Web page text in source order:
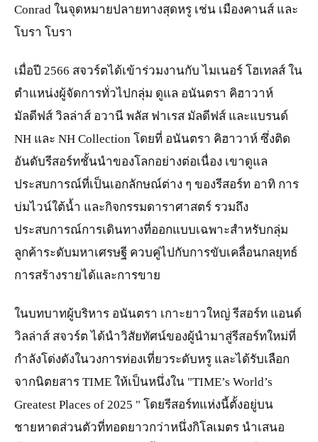
Conrad ในจุดหมายปลายทางสุดหรู เช่น เมืองคานส์ และ
โบรา โบรา
เมื่อปี 2566 สจวร์ตได้เข้าร่วมงานกับ ไมเนอร์ โฮเทลส์ ใน
ตำแหน่งผู้จัดการทั่วไปกลุ่ม ดูแล อนันตรา คิฮาวาห์
มัลดีฟส์ วิลล่าส์ อวานี พลัส ฟาเรส มัลดีฟส์ และแบรนด์
NH และ NH Collection โดยที่ อนันตรา คิฮาวาห์ ซึ่งติด
อันดับรีสอร์ทชั้นนำของโลกอย่างต่อเนื่อง เขาดูแล
ประสบการณ์ที่เป็นเอกลักษณ์ต่าง ๆ ของรีสอร์ท อาทิ การ
บ่มไวน์ใต้น้ำ และกิจกรรมดาราศาสตร์ รวมถึง
ประสบการณ์การเดินทางที่ออกแบบเฉพาะสำหรับกลุ่ม
ลูกค้าระดับมหาเศรษฐี ควบคู่ไปกับการขับเคลื่อนกลยุทธ์
การสร้างรายได้และการขาย
ในบทบาทผู้บริหาร อนันตรา เกาะยาวใหญ่ รีสอร์ท แอนด์
วิลล่าส์ สจวร์ต ได้นำวิสัยทัศน์ของผู้นำมาสู่รีสอร์ทใหม่ที่
กำลังโด่งดังในวงการท่องเที่ยวระดับหรู และได้รับเลือก
จากนิตยสาร TIME ให้เป็นหนึ่งใน "TIME’s World’s
Greatest Places of 2025 " โดยรีสอร์ทแห่งนี้ตั้งอยู่บน
ชายหาดส่วนตัวที่ทอดยาวกว่าหนึ่งกิโลเมตร นำเสนอ